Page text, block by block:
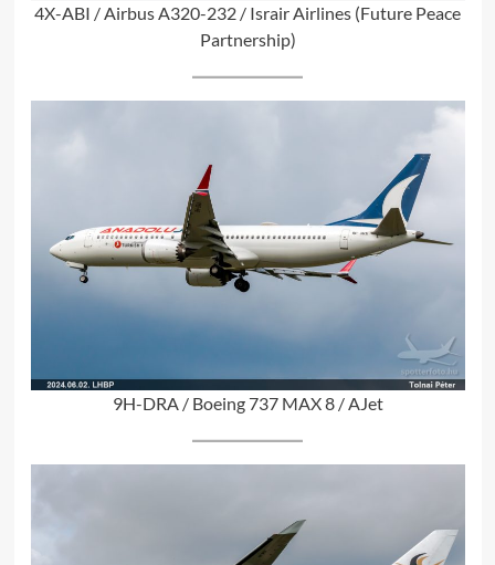
4X-ABI / Airbus A320-232 / Israir Airlines (Future Peace
Partnership)
9H-DRA / Boeing 737 MAX 8 / AJet